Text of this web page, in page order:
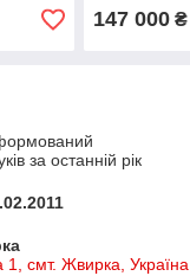
1,4т 3.09м
147 000₴
за останній рік
1, смт. Жвирка, Україна